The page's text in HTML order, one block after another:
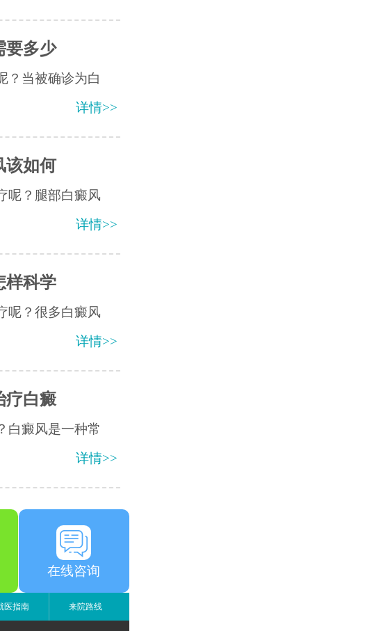
要多少
？当被确诊为白
详情>>
该如何
呢？腿部白癜风
详情>>
样科学
呢？很多白癜风
详情>>
疗白癜
白癜风是一种常
详情>>
在线咨询
医指南 来院路线